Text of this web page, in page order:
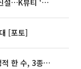
[포토]
'2TV 생생정보' 오늘방송맛집- 결정적 한 수, 3종 메밀면! 메밀 소바 맛집 '의○○○○'